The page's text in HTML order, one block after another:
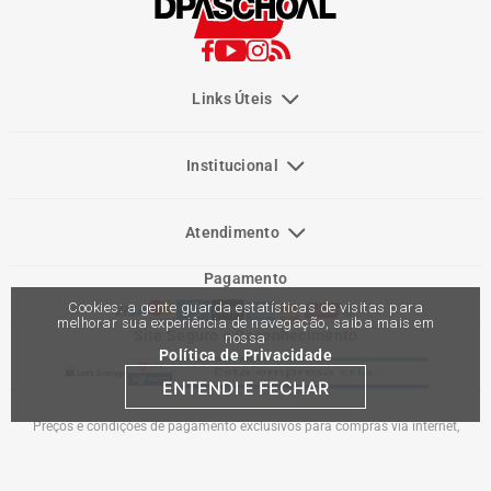
Cookies: a gente guarda estatísticas de visitas para
melhorar sua experiência de navegação, saiba mais em
nossa
Política de Privacidade
ENTENDI E FECHAR
Links Úteis
Institucional
Atendimento
Pagamento
Site Seguro e Reconhecimento
Preços e condições de pagamento exclusivos para compras via internet,